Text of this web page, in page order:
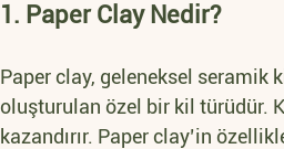
1. Paper Clay Nedir?
Paper clay, geleneksel seramik
oluşturulan özel bir kil türüdür.
kazandırır. Paper clay’in